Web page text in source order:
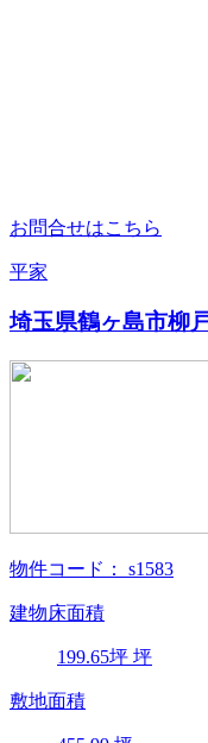
お問合せはこちら
平家
埼玉県鶴ヶ島市柳
物件コード： s1583
建物床面積
199.65坪 坪
敷地面積